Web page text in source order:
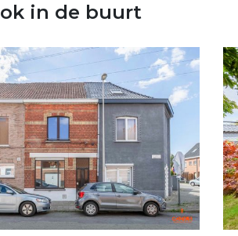
in de buurt